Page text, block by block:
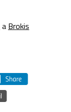
a Brokis